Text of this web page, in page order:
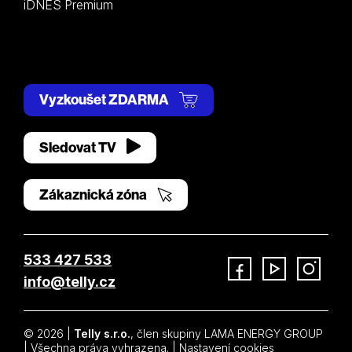
iDNES Premium
Vyzkoušet ZDARMA
Sledovat TV
Zákaznická zóna
533 427 533
info@telly.cz
© 2026 | Telly s.r.o., člen skupiny LAMA ENERGY GROUP
| Všechna práva vyhrazena. | Nastavení cookies